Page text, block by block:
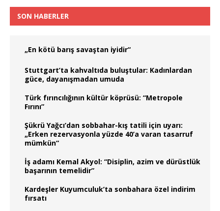
SON HABERLER
„En kötü barış savaştan iyidir“
Stuttgart’ta kahvaltıda buluştular: Kadınlardan
güce, dayanışmadan umuda
Türk fırıncılığının kültür köprüsü: “Metropole
Fırını”
Şükrü Yağcı’dan sobbahar-kış tatili için uyarı:
„Erken rezervasyonla yüzde 40’a varan tasarruf
mümkün“
İş adamı Kemal Akyol: “Disiplin, azim ve dürüstlük
başarının temelidir”
Kardeşler Kuyumculuk’ta sonbahara özel indirim
fırsatı